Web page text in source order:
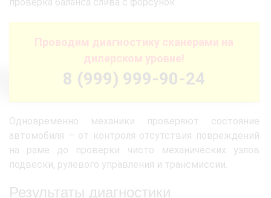
Проводим диагностику сканерами на
дилерском уровне!
8 (999) 999-90-24
Одновременно механики проверяют состояние
автомобиля – от контроля отсутствия повреждений
на раме до проверки чисто механических узлов
подвески, рулевого управления и трансмиссии.
Результаты диагностики